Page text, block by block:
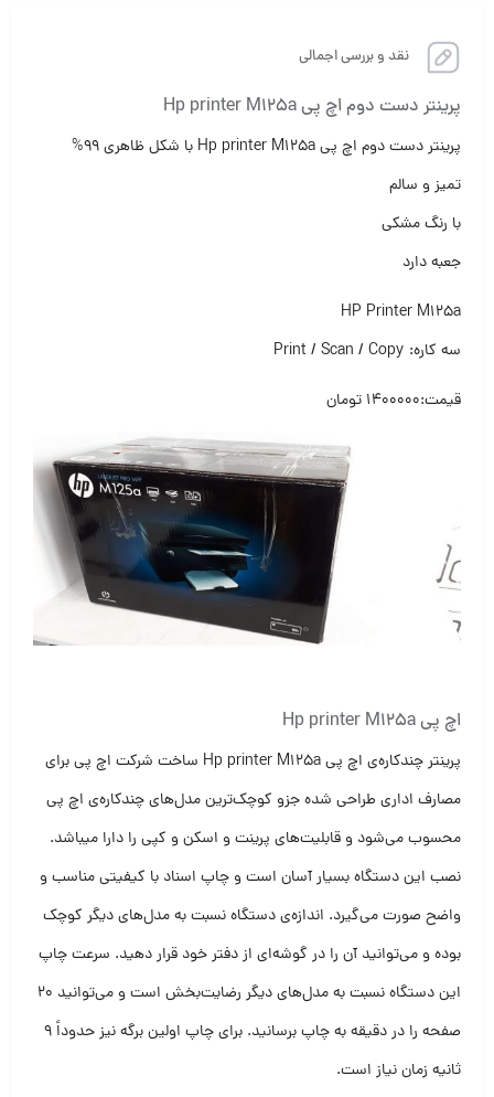
نقد و بررسی اجمالی
پرینتر دست دوم اچ پی Hp printer M125a
پرینتر دست دوم اچ پی Hp printer M125a با شکل ظاهری ۹۹%
تمیز و سالم
با رنگ مشکی
جعبه دارد
HP Printer M125a
سه کاره: Print / Scan / Copy
قیمت:۱۴۰۰۰۰۰ تومان
اچ پی Hp printer M125a
پرینتر چندکاره‌ی اچ پی Hp printer M125a ساخت شرکت اچ پی برای
مصارف اداری طراحی شده جزو کوچک‌ترین مدل‌های چندکاره‌ی اچ پی
محسوب می‌شود و قابلیت‌های پرینت و اسکن و کپی را دارا میباشد.
نصب این دستگاه بسیار آسان است و چاپ اسناد با کیفیتی مناسب و
واضح صورت می‌گیرد. اندازه‌ی دستگاه نسبت به مدل‌های دیگر کوچک
بوده و می‌توانید آن را در گوشه‌ای از دفتر خود قرار دهید. سرعت چاپ
این دستگاه نسبت به مدل‌‌های دیگر رضایت‌بخش است و می‌توانید ۲۰
صفحه را در دقیقه به چاپ برسانید. برای چاپ اولین برگه نیز حدوداً ۹
ثانیه زمان نیاز است.